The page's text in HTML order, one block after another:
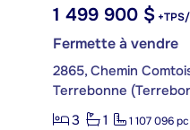
1 499 900 $
Fermette à vendre
2865, Chemin
Terrebonne
3
1 1 107 096 pc